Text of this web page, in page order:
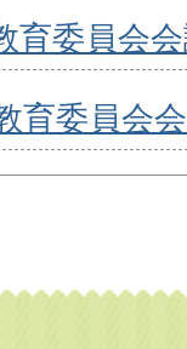
育委員会
育委員会